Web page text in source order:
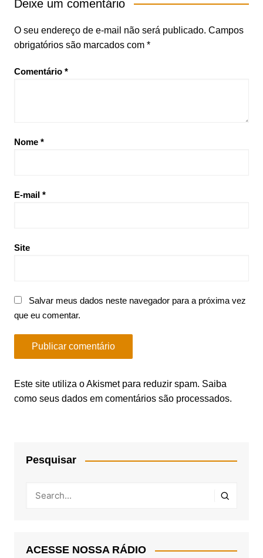
Deixe um comentário
O seu endereço de e-mail não será publicado. Campos
obrigatórios são marcados com *
Comentário *
Nome *
E-mail *
Site
Salvar meus dados neste navegador para a próxima vez
que eu comentar.
Este site utiliza o Akismet para reduzir spam. Saiba
como seus dados em comentários são processados.
Pesquisar
ACESSE NOSSA RÁDIO